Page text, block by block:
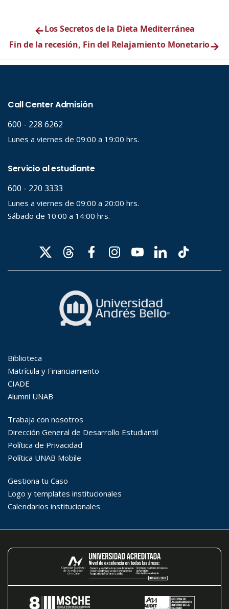
←Los Secretos de la Dieta Mediterránea
Fin de la recesión, Fin del Relajamiento Monetario→